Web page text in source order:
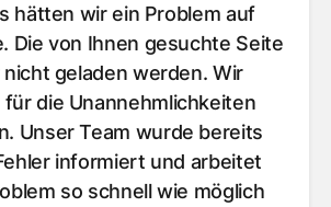
hätten wir ein Problem auf
Die von Ihnen gesuchte Seite
geladen werden. Wir
die Unannehmlichkeiten
Unser Team wurde bereits
informiert und arbeitet
so schnell wie möglich